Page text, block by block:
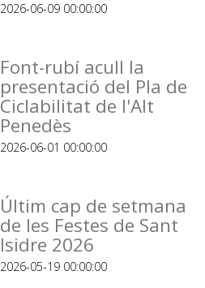
2026-06-09 00:00:00
Font-rubí acull la
presentació del Pla de
Ciclabilitat de l'Alt
Penedès
2026-06-01 00:00:00
Últim cap de setmana
de les Festes de Sant
Isidre 2026
2026-05-19 00:00:00